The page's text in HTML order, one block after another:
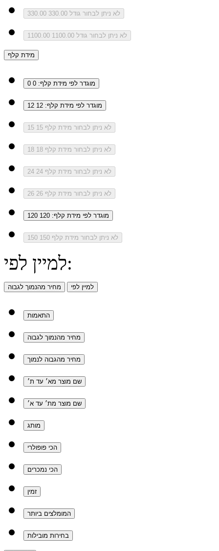
330.00 לא ניתן לבחור גודל 330.00
1100.00 לא ניתן לבחור גודל 1100.00
מידת קלף
0 מוגדר לפי מידת קלף: 0
12 מוגדר לפי מידת קלף: 12
15 לא ניתן לבחור מידת קלף 15
18 לא ניתן לבחור מידת קלף 18
24 לא ניתן לבחור מידת קלף 24
26 לא ניתן לבחור מידת קלף 26
120 מוגדר לפי מידת קלף: 120
150 לא ניתן לבחור מידת קלף 150
למיין לפי:
מחיר מהנמוך לגבוה למיין לפי
התאמות
מחיר מהנמוך לגבוה
מחיר מהגבוה לנמוך
שם מוצר מא׳ עד ת׳
שם מוצר מת׳ עד א׳
מותג
הכי פופולרי
הכי נמכרים
זמין
המומלצים ביותר
בחירות מובילות